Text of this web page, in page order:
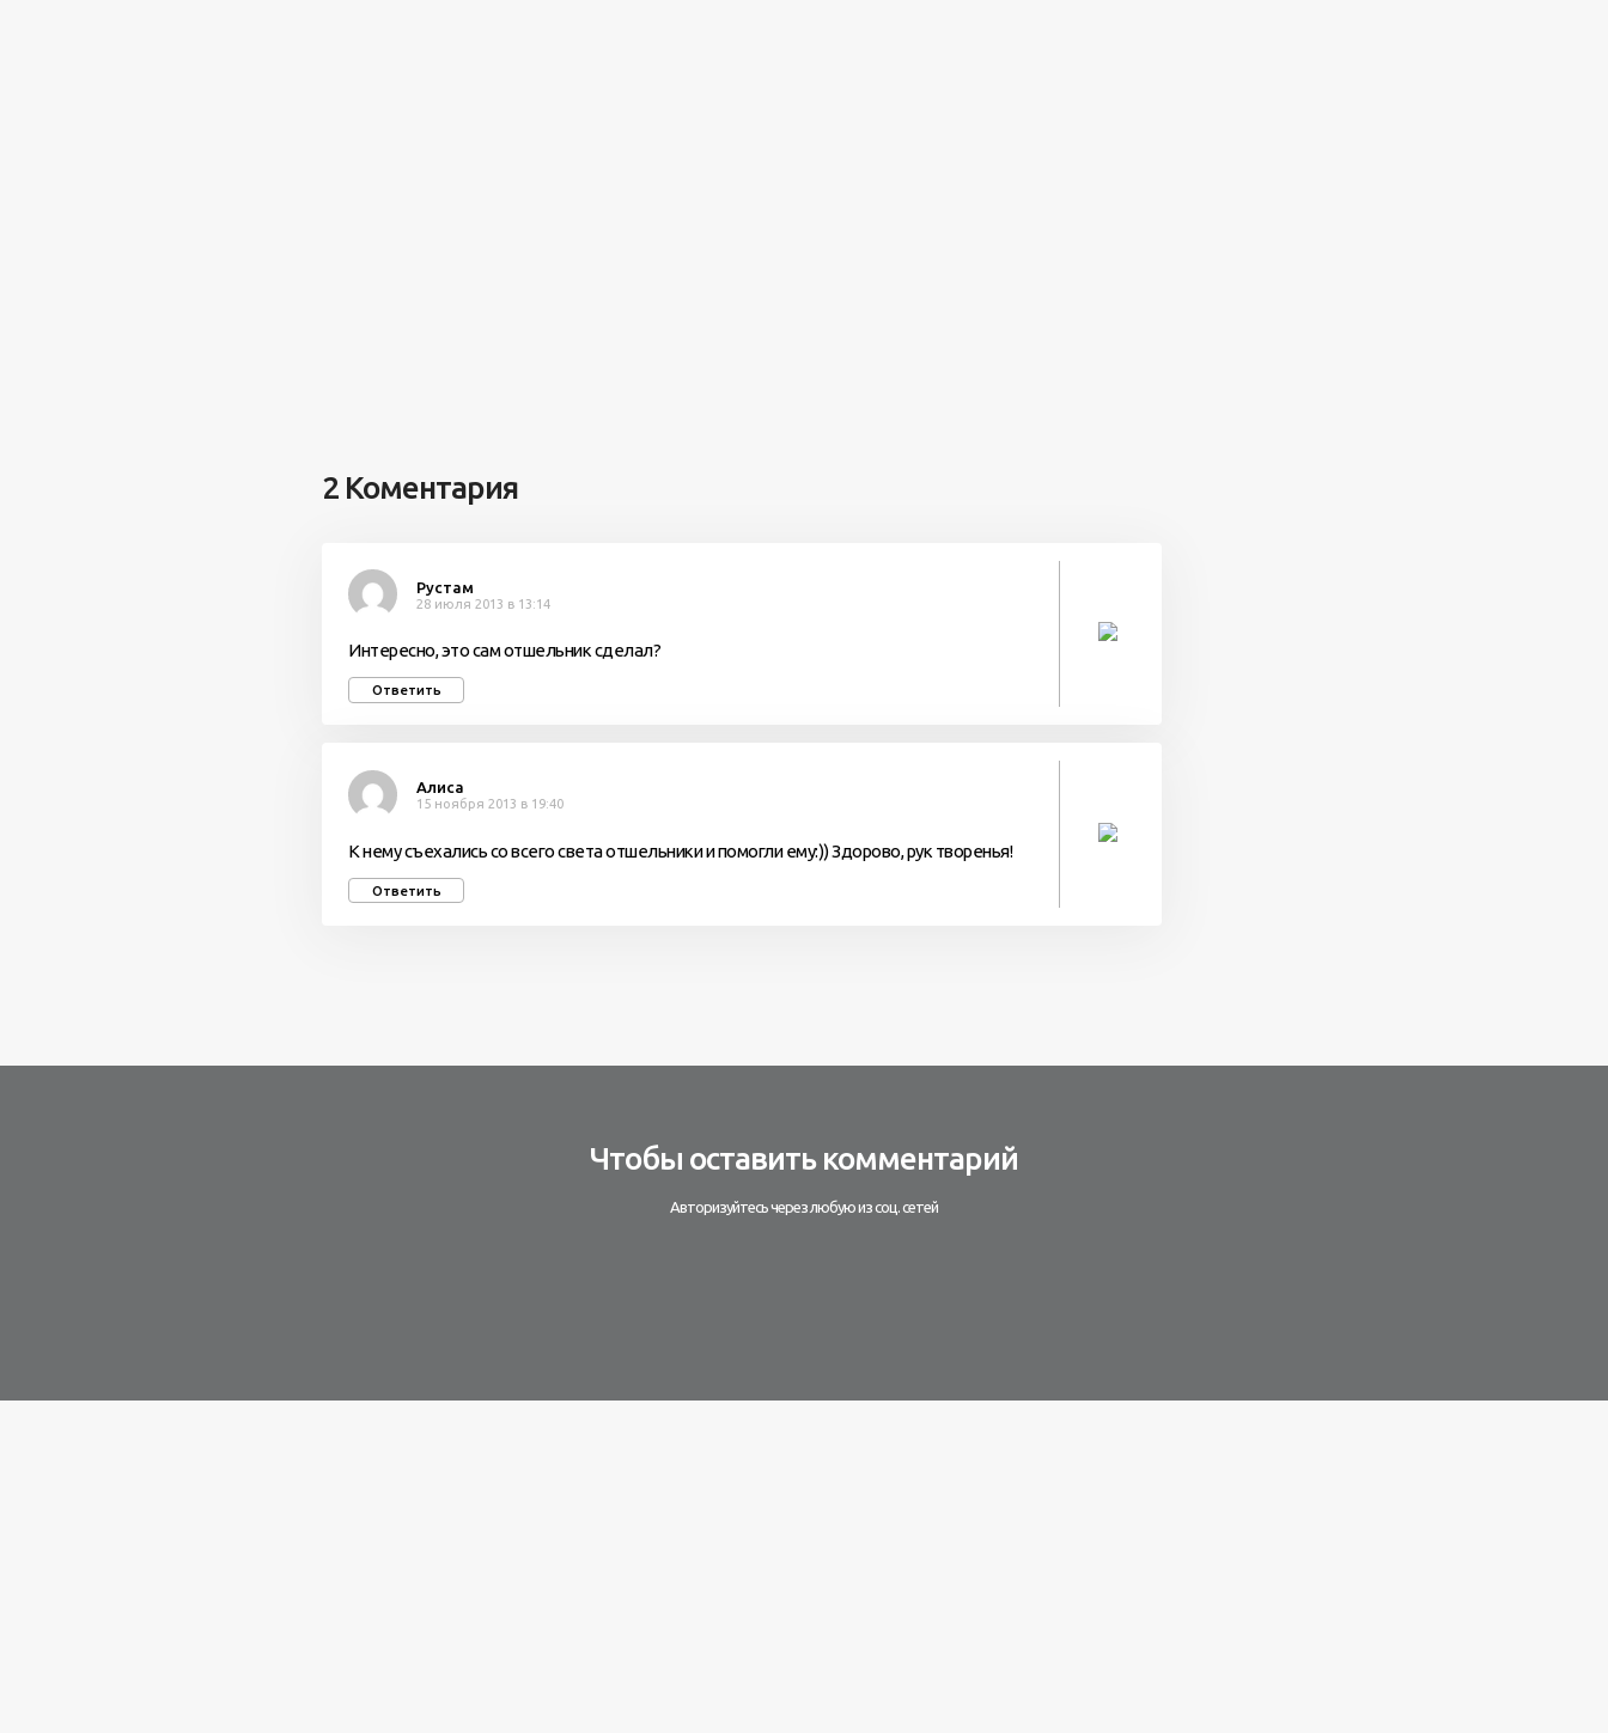
2 Коментария
Рустам
28 июля 2013 в 13:14
Интересно, это сам отшельник сделал?
Ответить
Алиса
15 ноября 2013 в 19:40
К нему съехались со всего света отшельники и помогли ему:)) Здорово, рук творенья!
Ответить
Чтобы оставить комментарий
Авторизуйтесь через любую из соц. сетей